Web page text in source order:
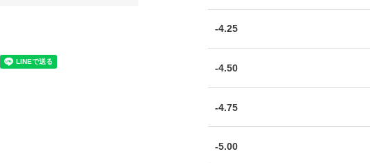
-4.25
-4.50
-4.75
-5.00